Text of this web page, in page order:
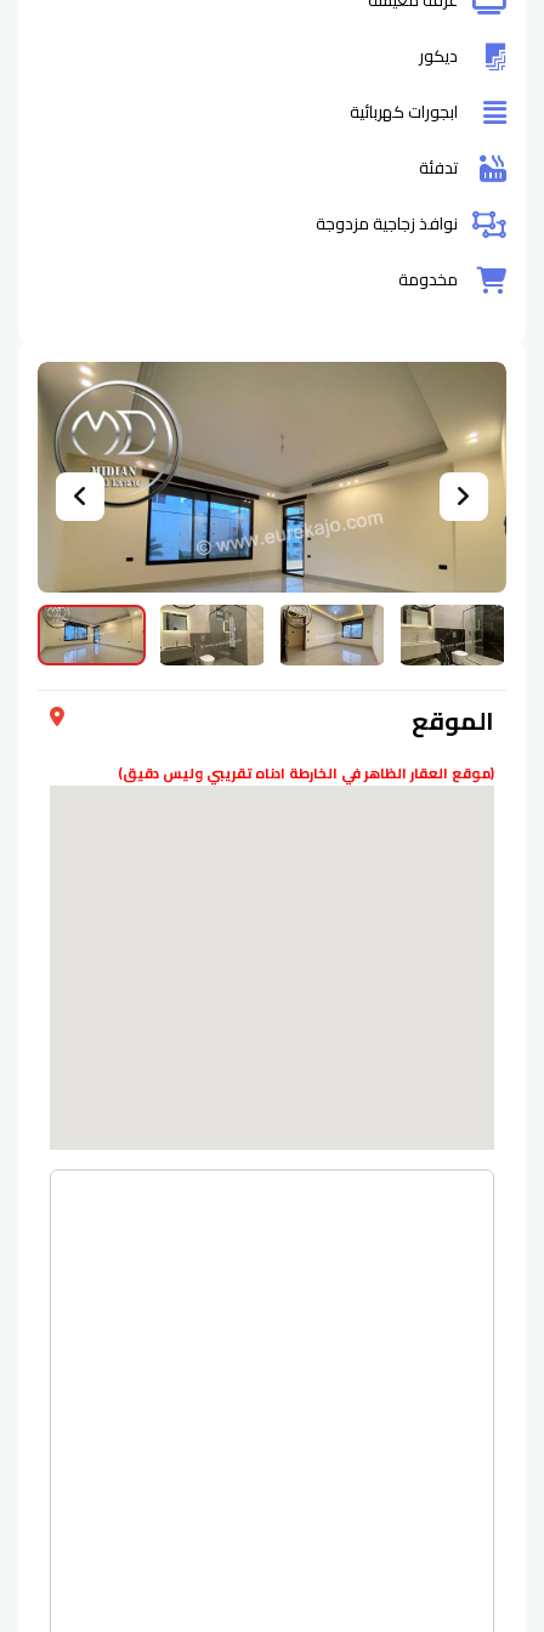
الموقع
(موقع العقار الظاهر في الخارطة ادناه تقريبي وليس دقيق)
ديكور
ابجورات كهربائية
تدفئة
نوافذ زجاجية مزدوجة
مخدومة